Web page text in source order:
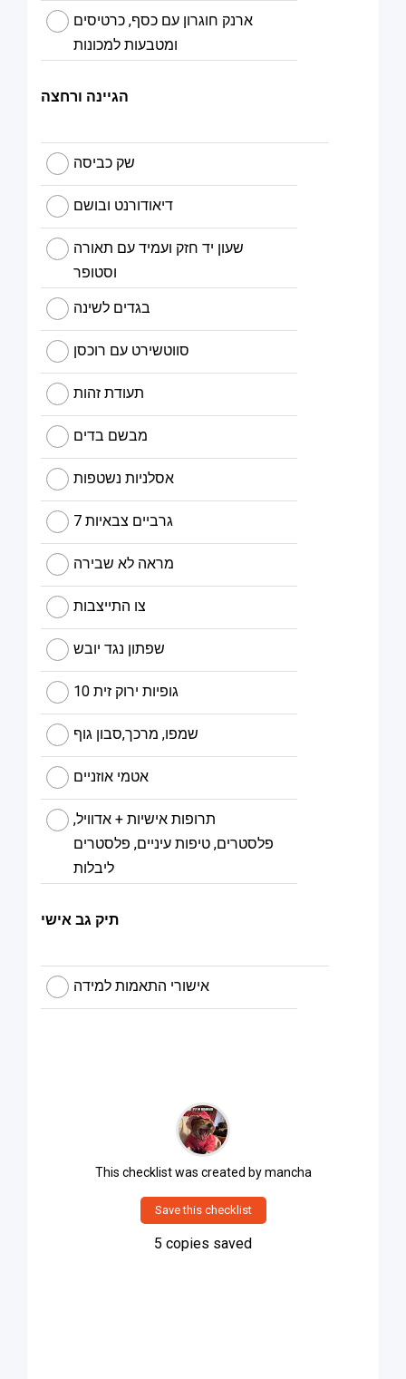
ארנק חוגרון עם כסף, כרטיסים
ומטבעות למכונות
הגיינה ורחצה
שק כביסה
דיאודורנט ובושם
שעון יד חזק ועמיד עם תאורה
וסטופר
בגדים לשינה
סווטשירט עם רוכסן
תעודת זהות
מבשם בדים
אסלניות נשטפות
7 גרביים צבאיות
מראה לא שבירה
צו התייצבות
שפתון נגד יובש
10 גופיות ירוק זית
שמפו, מרכך,סבון גוף
אטמי אוזניים
תרופות אישיות + אדוויל,
פלסטרים, טיפות עיניים, פלסטרים
ליבלות
תיק גב אישי
אישורי התאמות למידה
This checklist was created bymancha
Save this checklist
5 copies saved